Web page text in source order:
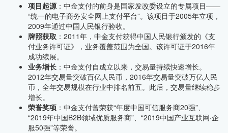
项目起源：中金支付的前身是国家发改委设立的专属项目——
“统一的电子商务安全网上支付平台”。该项目于2005年立项，
2009年通过中国人民银行验收。
牌照获取 ：2011年，中金支付获得中国人民银行颁发的《支
付业务许可证》，业务覆盖范围为全国。该许可证于2016年
成功续展。
业务增长 ：中金支付自成立以来，交易量持续快速增长。
2012年交易量突破百亿人民币，2016年交易量突破万亿人民
币，全年交易规模在行业中排名前五。此后，交易量继续稳步
增长。
荣誉奖项 ：中金支付曾荣获“年度中国可信服务商20强”、
“2019年中国B2B领域优质服务商”、“2019中国产业互联网·企
服50强”等荣誉。